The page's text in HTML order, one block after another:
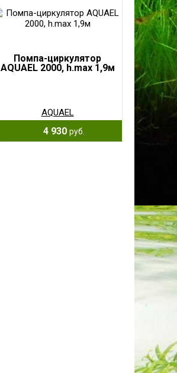
Помпа-циркулятор
AQUAEL 2000, h.max 1,9м
AQUAEL
4 930 руб.